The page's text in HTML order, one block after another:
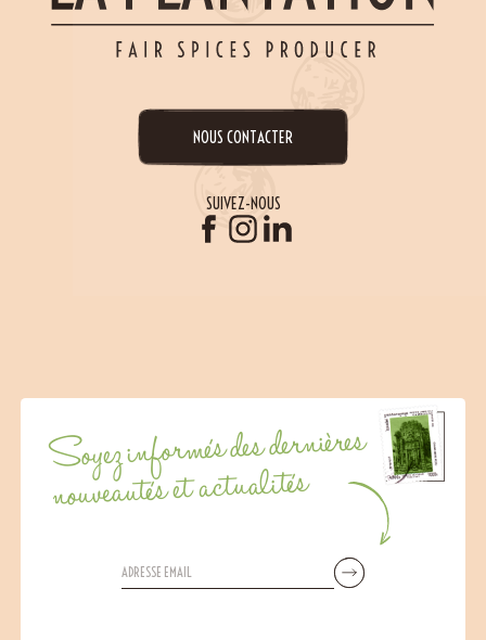
NOUS CONTACTER
SUIVEZ-NOUS
Soyez informés des dernières
nouveautés et actualités